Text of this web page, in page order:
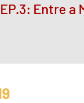
Entre a